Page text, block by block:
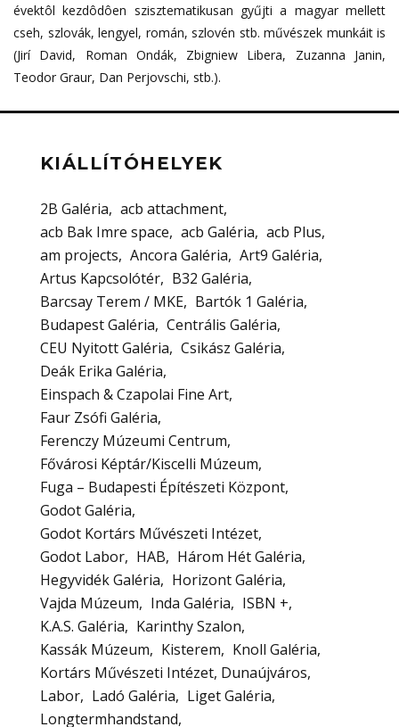
évektôl kezdôdôen szisztematikusan gyűjti a magyar mellett
cseh, szlovák, lengyel, román, szlovén stb. művészek munkáit is
(Jirí David, Roman Ondák, Zbigniew Libera, Zuzanna Janin,
Teodor Graur, Dan Perjovschi, stb.).
KIÁLLÍTÓHELYEK
2B Galéria
acb attachment
acb Bak Imre space
acb Galéria
acb Plus
am projects
Ancora Galéria
Art9 Galéria
Artus Kapcsolótér
B32 Galéria
Barcsay Terem / MKE
Bartók 1 Galéria
Budapest Galéria
Centrális Galéria
CEU Nyitott Galéria
Csikász Galéria
Deák Erika Galéria
Einspach & Czapolai Fine Art
Faur Zsófi Galéria
Ferenczy Múzeumi Centrum
Fővárosi Képtár/Kiscelli Múzeum
Fuga – Budapesti Építészeti Központ
Godot Galéria
Godot Kortárs Művészeti Intézet
Godot Labor
HAB
Három Hét Galéria
Hegyvidék Galéria
Horizont Galéria
Vajda Múzeum
Inda Galéria
ISBN +
K.A.S. Galéria
Karinthy Szalon
Kassák Múzeum
Kisterem
Knoll Galéria
Kortárs Művészeti Intézet, Dunaújváros
Labor
Ladó Galéria
Liget Galéria
Longtermhandstand